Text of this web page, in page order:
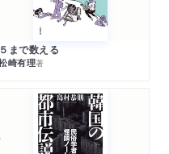
５まで数える
崎有理著